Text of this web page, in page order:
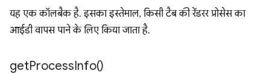
यह एक कॉलबैक है. इसका इस्तेमाल, किसी टैब की रेंडरर प्रोसेस का
आईडी वापस पाने के लिए किया जाता है.
getProcessInfo()